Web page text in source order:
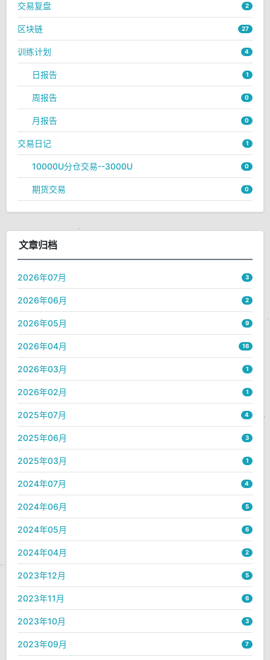
交易复盘 2
区块链 27
训练计划 4
日报告 1
周报告 0
月报告 0
交易日记 1
10000U分仓交易--3000U 0
期货交易 0
文章归档
2026年07月 3
2026年06月 2
2026年05月 9
2026年04月 16
2026年03月 1
2026年02月 1
2025年07月 4
2025年06月 3
2025年03月 1
2024年07月 4
2024年06月 5
2024年05月 6
2024年04月 2
2023年12月 5
2023年11月 6
2023年10月 3
2023年09月 7